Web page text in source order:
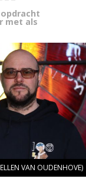
met als
VAN OUDENHOVE)